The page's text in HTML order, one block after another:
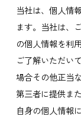
当社は、個人情
ます。当社は、
の個人情報を利
ご了解いただい
場合その他正当
第三者に提供ま
自身の個人情報